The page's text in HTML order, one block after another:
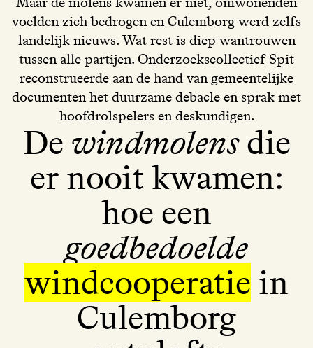
voelden zich bedrogen en Culemborg werd zelfs
landelijk nieuws. Wat rest is diep wantrouwen
tussen alle partijen. Onderzoekscollectief Spit
reconstrueerde aan de hand van gemeentelijke
documenten het duurzame debacle en sprak met
hoofdrolspelers en deskundigen.
De windmolensdie
er nooit kwamen:
hoe een
goedbedoelde
windcooperatie in
Culemborg